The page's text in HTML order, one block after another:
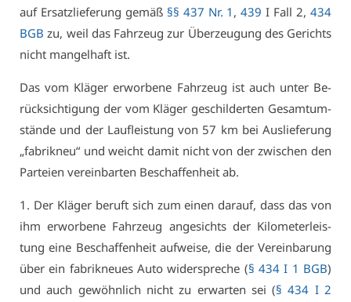
auf Er­satz­lie­fe­rung ge­mäß §§ 437 Nr. 1 ,439 I Fall 2,434
BGB zu, weil das Fahr­zeug zur Über­zeu­gung des Ge­richts
nicht man­gel­haft ist.
Das vom Klä­ger er­wor­be­ne Fahr­zeug ist auch un­ter Be­
rück­sich­ti­gung der vom Klä­ger ge­schil­der­ten Ge­samt­um­
stän­de und der Lauf­leis­tung von 57 km bei Aus­lie­fe­rung
„fa­brik­neu“ und weicht da­mit nicht von der zwi­schen den
Par­tei­en ver­ein­bar­ten Be­schaf­fen­heit ab.
1. Der Klä­ger be­ruft sich zum ei­nen dar­auf, dass das von
ihm er­wor­be­ne Fahr­zeug an­ge­sichts der Ki­lo­me­ter­leis­
tung ei­ne Be­schaf­fen­heit auf­wei­se, die der Ver­ein­ba­rung
über ein fa­brik­neu­es Au­to wi­der­spre­che (§ 434 I 1 BGB)
und auch ge­wöhn­lich nicht zu er­war­ten sei (§ 434 I 2